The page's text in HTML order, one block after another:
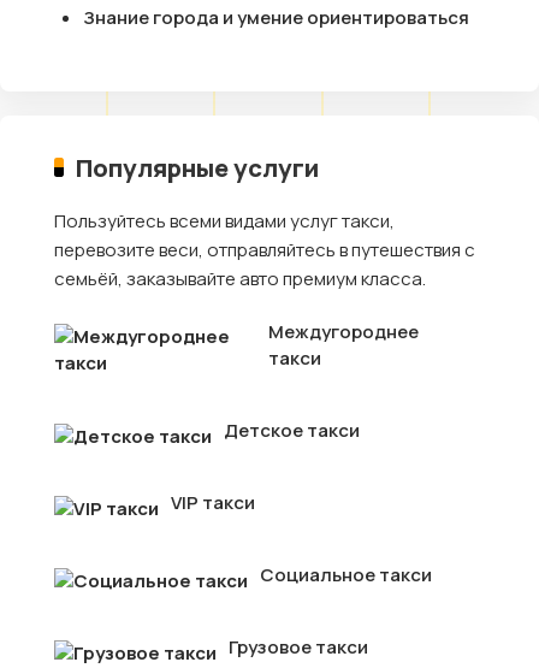
Знание города и умение ориентироваться
Популярные услуги
Пользуйтесь всеми видами услуг такси,
перевозите веси, отправляйтесь в путешествия с
семьёй, заказывайте авто премиум класса.
Междугороднее
такси
Детское такси
VIP такси
Социальное такси
Грузовое такси